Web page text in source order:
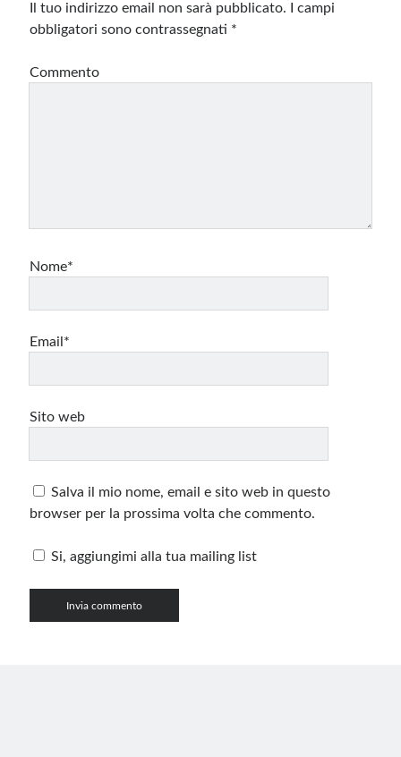
Il tuo indirizzo email non sarà pubblicato.
I campi
obbligatori sono contrassegnati *
Commento
Nome*
Email*
Sito web
Salva il mio nome, email e sito web in questo
browser per la prossima volta che commento.
Si, aggiungimi alla tua mailing list